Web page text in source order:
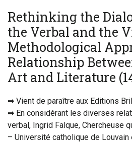
Rethinking the
the Verbal and the
Methodological
Relationship
Art and Literature
➡ Vient de paraître aux Editions
➡ En considérant les diverses
verbal, Ingrid Falque, Chercheuse
– Université catholique de Louvain